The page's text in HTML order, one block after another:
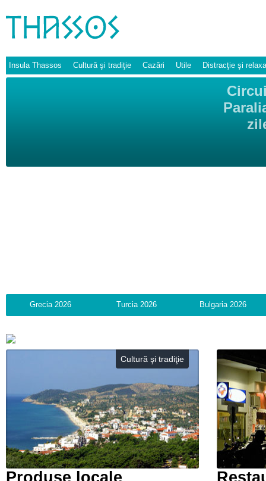
Insula Thassos Cultură şi tradiţie Cazări Utile Distracţie şi
Grecia 2026 Turcia 2026 Bulgaria 2026
Cultură şi tradiţie
Produse locale